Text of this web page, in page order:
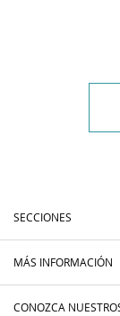
SECCIONES
MÁS INFORMACIÓN
CONOZCA